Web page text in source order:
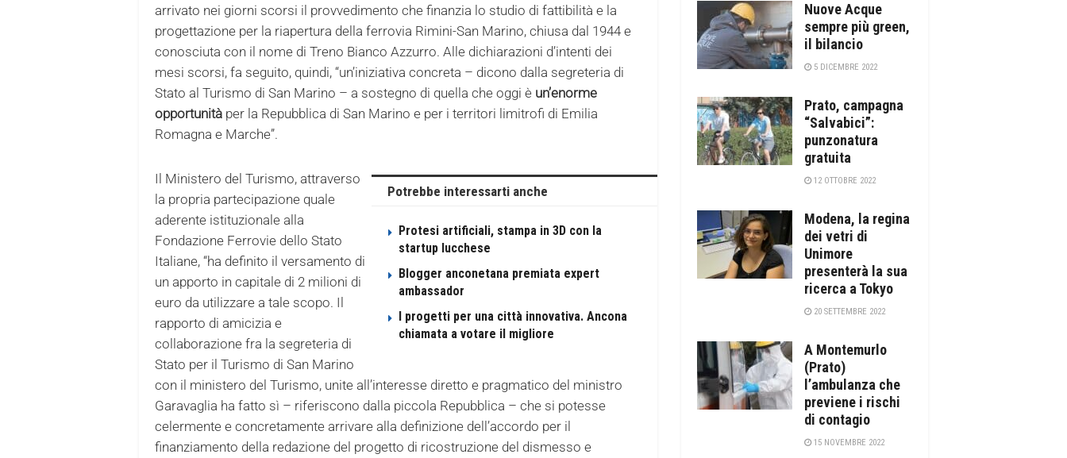
arrivato nei giorni scorsi il provvedimento che finanzia lo studio di fattibilità e la
progettazione per la riapertura della ferrovia Rimini-San Marino, chiusa dal 1944 e
conosciuta con il nome di Treno Bianco Azzurro. Alle dichiarazioni d’intenti dei
mesi scorsi, fa seguito, quindi, “un’iniziativa concreta – dicono dalla segreteria di
Stato al Turismo di San Marino – a sostegno di quella che oggi è un’enorme
opportunità per la Repubblica di San Marino e per i territori limitrofi di Emilia
Romagna e Marche”.
Potrebbe interessarti anche
Protesi artificiali, stampa in 3D con la
startup lucchese
Blogger anconetana premiata expert
ambassador
I progetti per una città innovativa. Ancona
chiamata a votare il migliore
Il Ministero del Turismo, attraverso
la propria partecipazione quale
aderente istituzionale alla
Fondazione Ferrovie dello Stato
Italiane, “ha definito il versamento di
un apporto in capitale di 2 milioni di
euro da utilizzare a tale scopo. Il
rapporto di amicizia e
collaborazione fra la segreteria di
Stato per il Turismo di San Marino
con il ministero del Turismo, unite all’interesse diretto e pragmatico del ministro
Garavaglia ha fatto sì – riferiscono dalla piccola Repubblica – che si potesse
celermente e concretamente arrivare alla definizione dell’accordo per il
finanziamento della redazione del progetto di ricostruzione del dismesso e
Nuove Acque
sempre più green,
il bilancio
5 DICEMBRE 2022
Prato, campagna
“Salvabici”:
punzonatura
gratuita
12 OTTOBRE 2022
Modena, la regina
dei vetri di
Unimore
presenterà la sua
ricerca a Tokyo
20 SETTEMBRE 2022
A Montemurlo
(Prato)
l’ambulanza che
previene i rischi
di contagio
15 NOVEMBRE 2022